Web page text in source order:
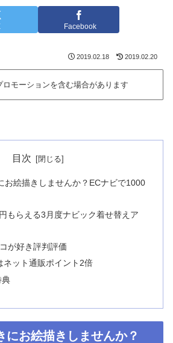
Facebook
2019.02.18 2019.02.20
ロモーションを含む場合があります
目次
お絵描きしませんか？ECナビで1000
もらえる3月度ナビック着せ替えア
が好き評判評価
ネット通販ポイント2倍
典
にお絵描きしませんか？